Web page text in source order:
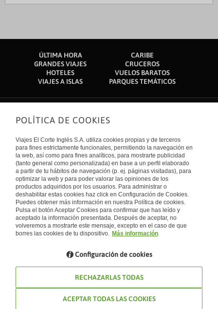
ÚLTIMA HORA
CARIBE
GRANDES VIAJES
CRUCEROS
HOTELES
VUELOS BARATOS
VIAJES A ISLAS
PARQUES TEMÁTICOS
Sobre nosotros
Quiénes somos
Financiación
Sostenibilidad
Turismo accesible
Tarjeta El Corte Inglés
Trabaja con nosotros
El Corte Inglés
Canal Ético
Enlaces de interés
Guías de viaje
Catálogos
Auto check-in
Condiciones Generales
Política de privacidad
Política de cookies
Accesibilidad
Empresas/ Grupos
Internacional
España
Visita nuestro blog
Blog de Viajes el Corte inglés
POLÍTICA DE COOKIES
Viajes El Corte Inglés S.A. utiliza cookies propias y de terceros
para fines estrictamente funcionales, permitiendo la navegación en
la web, así como para fines analíticos, para mostrarte publicidad
(tanto general como personalizada) en base a un perfil elaborado
a partir de tu hábitos de navegación (p. ej. páginas visitadas), para
optimizar la web y para poder valorar las opiniones de los
productos adquiridos por los usuarios. Para administrar o
deshabilitar estas cookies haz click en Configuración de Cookies.
Puedes obtener más información en nuestra Política de cookies.
Pulsa el botón Aceptar Cookies para confirmar que has leído y
aceptado la información presentada. Después de aceptar, no
volveremos a mostrarte este mensaje, excepto en el caso de que
borres las cookies de tu dispositivo. Más información
Configuración de cookies
RECHAZARLAS TODAS
ACEPTAR TODAS LAS COOKIES